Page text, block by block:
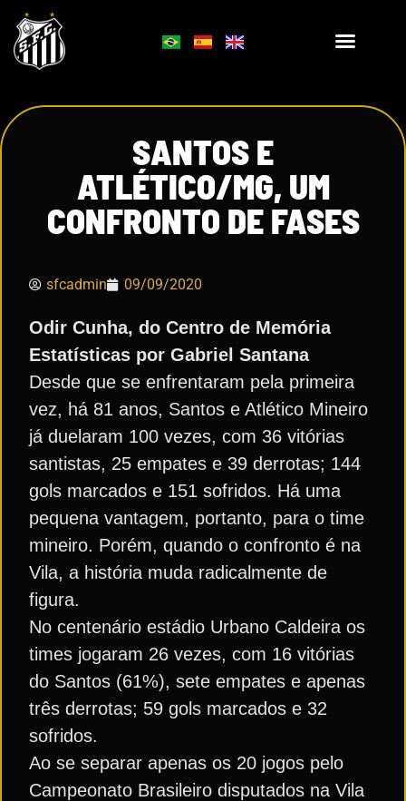
SANTOS E
ATLÉTICO/MG, UM
CONFRONTO DE FASES
sfcadmin 09/09/2020
Odir Cunha, do Centro de Memória
Estatísticas por Gabriel Santana
Desde que se enfrentaram pela primeira
vez, há 81 anos, Santos e Atlético Mineiro
já duelaram 100 vezes, com 36 vitórias
santistas, 25 empates e 39 derrotas; 144
gols marcados e 151 sofridos. Há uma
pequena vantagem, portanto, para o time
mineiro. Porém, quando o confronto é na
Vila, a história muda radicalmente de
figura.
No centenário estádio Urbano Caldeira os
times jogaram 26 vezes, com 16 vitórias
do Santos (61%), sete empates e apenas
três derrotas; 59 gols marcados e 32
sofridos.
Ao se separar apenas os 20 jogos pelo
Campeonato Brasileiro disputados na Vila